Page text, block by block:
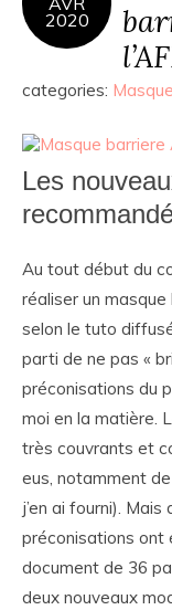
2020
categories:
Les
Au tout début du
réaliser un
selon le tuto
parti de ne pas «
préconisations du
moi en la matière.
très couvrants et
eus, notamment
j’en ai fourni).
préconisations ont
document de 36
deux nouveaux